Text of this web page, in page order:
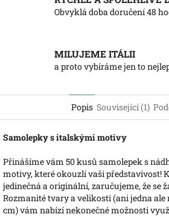
Obvyklá doba doručení 48
MILUJEME ITÁLII
a proto vybíráme jen to
Popis Související (1)
Samolepky s italskými motivy
Přinášíme vám 50 kusů samolepek s
motivy, které okouzlí vaši představivost!
jedinečná a originální, zaručujeme, že se
Rozmanité tvary a velikosti (ani jedna ale
cm) vám nabízí nekonečné možnosti